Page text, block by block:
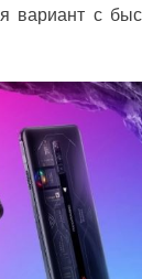
вариант с